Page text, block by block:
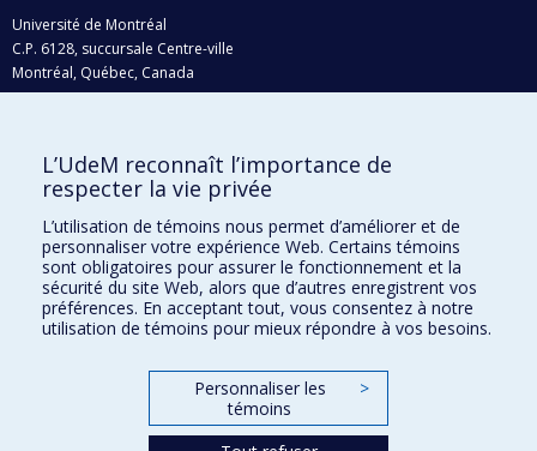
Université de Montréal
C.P. 6128, succursale Centre-ville
Montréal, Québec, Canada
H3C 3J7
Qui fait quoi?
Nous trouver
Plan du site
Accessibilité
L’UdeM reconnaît l’importance de
respecter la vie privée
L’utilisation de témoins nous permet d’améliorer et de
personnaliser votre expérience Web. Certains témoins
sont obligatoires pour assurer le fonctionnement et la
sécurité du site Web, alors que d’autres enregistrent vos
préférences. En acceptant tout, vous consentez à notre
utilisation de témoins pour mieux répondre à vos besoins.
Personnaliser les
témoins
>